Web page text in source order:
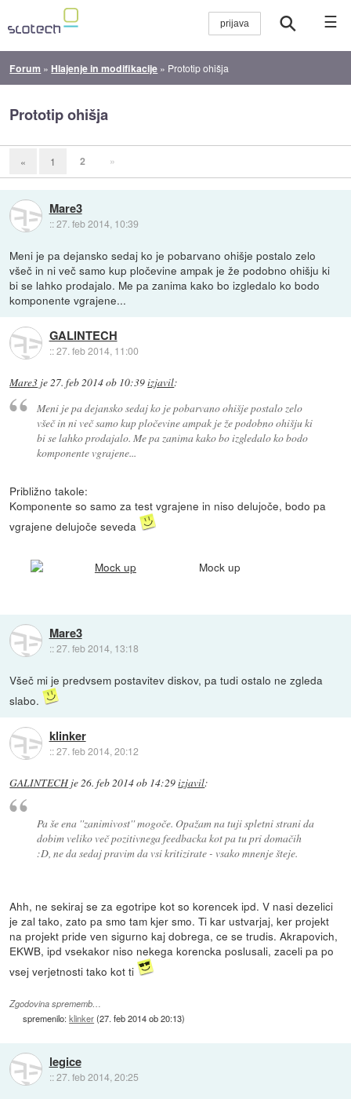
☰
Forum » Hlajenje in modifikacije » Prototip ohišja
Prototip ohišja
« 1 2 »
Mare3
::27. feb 2014, 10:39
Meni je pa dejansko sedaj ko je pobarvano ohišje postalo zelo
všeč in ni več samo kup pločevine ampak je že podobno ohišju ki
bi se lahko prodajalo. Me pa zanima kako bo izgledalo ko bodo
komponente vgrajene...
GALINTECH
::27. feb 2014, 11:00
Mare3 je27. feb 2014 ob 10:39izjavil:
Meni je pa dejansko sedaj ko je pobarvano ohišje postalo zelo
všeč in ni več samo kup pločevine ampak je že podobno ohišju ki
bi se lahko prodajalo. Me pa zanima kako bo izgledalo ko bodo
komponente vgrajene...
Približno takole:
Komponente so samo za test vgrajene in niso delujoče, bodo pa
vgrajene delujoče seveda
Mock up
Mare3
::27. feb 2014, 13:18
Všeč mi je predvsem postavitev diskov, pa tudi ostalo ne zgleda
slabo.
klinker
::27. feb 2014, 20:12
GALINTECH je26. feb 2014 ob 14:29izjavil:
Pa še ena ''zanimivost'' mogoče. Opažam na tuji spletni strani da
dobim veliko več pozitivnega feedbacka kot pa tu pri domačih
:D, ne da sedaj pravim da vsi kritizirate - vsako mnenje šteje.
Ahh, ne sekiraj se za egotripe kot so korencek ipd. V nasi dezelici
je zal tako, zato pa smo tam kjer smo. Ti kar ustvarjaj, ker projekt
na projekt pride ven sigurno kaj dobrega, ce se trudis. Akrapovich,
EKWB, ipd vsekakor niso nekega korencka poslusali, zaceli pa po
vsej verjetnosti tako kot ti
Zgodovina sprememb…
spremenilo:klinker(27. feb 2014 ob 20:13)
legice
::27. feb 2014, 20:25